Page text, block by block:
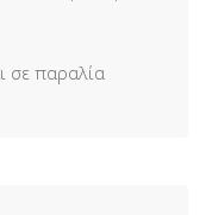
σε παραλία